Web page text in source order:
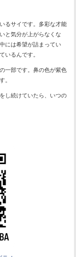
るサイです。多彩な才能
と気分が上がらなくな
には希望が詰まってい
いるんです。
一部です。鼻の色が紫色
。
し続けていたら、いつの